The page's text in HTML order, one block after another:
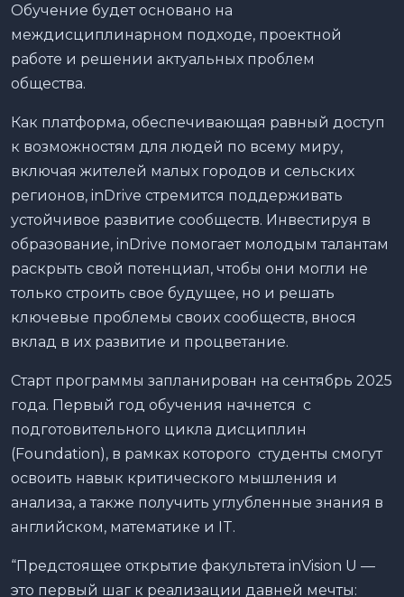
Обучение будет основано на
междисциплинарном подходе, проектной
работе и решении актуальных проблем
общества.
Как платформа, обеспечивающая равный доступ
к возможностям для людей по всему миру,
включая жителей малых городов и сельских
регионов, inDrive стремится поддерживать
устойчивое развитие сообществ. Инвестируя в
образование, inDrive помогает молодым талантам
раскрыть свой потенциал, чтобы они могли не
только строить свое будущее, но и решать
ключевые проблемы своих сообществ, внося
вклад в их развитие и процветание.
Старт программы запланирован на сентябрь 2025
года. Первый год обучения начнется с
подготовительного цикла дисциплин
(Foundation), в рамках которого студенты смогут
освоить навык критического мышления и
анализа, а также получить углубленные знания в
английском, математике и IT.
“Предстоящее открытие факультета inVision U —
это первый шаг к реализации давней мечты: